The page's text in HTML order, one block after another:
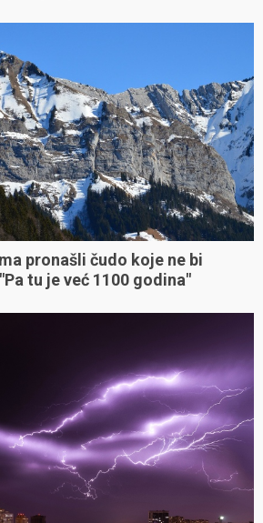
pronašli čudo koje ne bi
tu je već 1100 godina"